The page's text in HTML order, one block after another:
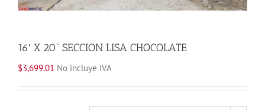
16′ X 20” SECCION LISA CHOCOLATE
$3,699.01 No incluye IVA